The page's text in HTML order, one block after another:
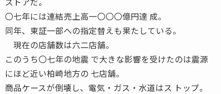
〇七年には連結売上高一〇〇〇億円達 成。
同年、東証一部への指定替えも果たしている。
現在の店舗数は六二店舗。
このうち〇七年の地震 で大きな影響を受けたのは震源
にほど近い柏崎地方の 七店舗。
商品ケースが倒壊し、電気・ガス・水道はス トップ。